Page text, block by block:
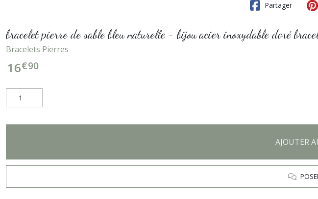
Partager
bracelet pierre de sable bleu naturelle - bijou acier inoxydable doré
Bracelets Pierres
16€90
AJOUTER